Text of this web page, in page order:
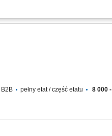
oraz powiat słupski Rodzaj pracy:
pełny etat / część etatu 8 000